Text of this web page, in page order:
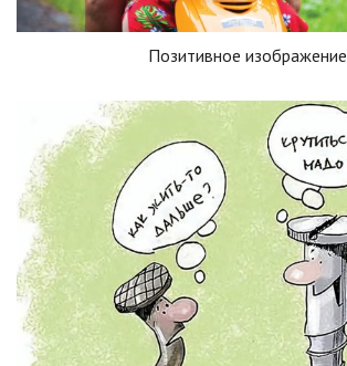
Позитивное изображение